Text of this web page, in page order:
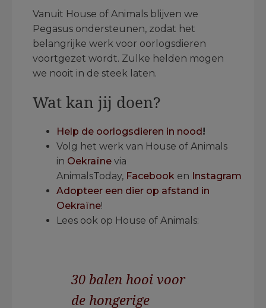
Vanuit House of Animals blijven we
Pegasus ondersteunen, zodat het
belangrijke werk voor oorlogsdieren
voortgezet wordt. Zulke helden mogen
we nooit in de steek laten.
Wat kan jij doen?
Help de oorlogsdieren in nood!
Volg het werk van House of Animals
in Oekraïne via
AnimalsToday, Facebook en Instagram
Adopteer een dier op afstand in
Oekraïne!
Lees ook op House of Animals:
30 balen hooi voor
de hongerige